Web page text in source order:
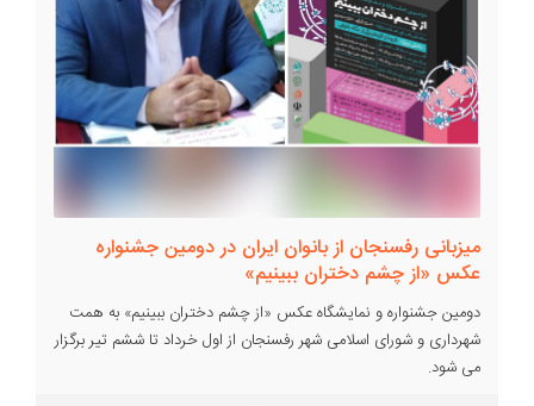
میزبانی رفسنجان از بانوان ایران در دومین جشنواره
عکس «از چشم دختران ببینیم»
دومین جشنواره و نمایشگاه عکس «از چشم دختران ببینیم» به همت
شهرداری و شورای اسلامی شهر رفسنجان از اول خرداد تا ششم تیر برگزار
می شود.